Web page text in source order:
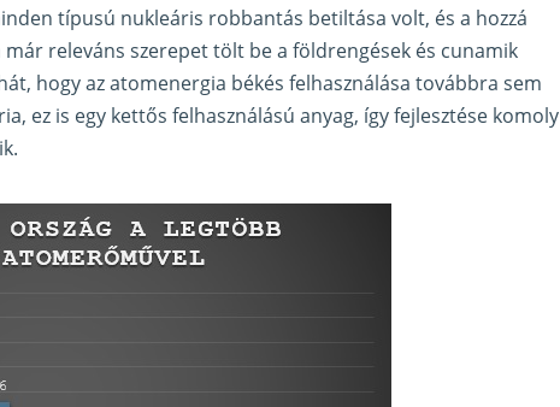
típusú nukleáris robbantás betiltása volt, és a hozzá
releváns szerepet tölt be a földrengések és cunamik
hogy az atomenergia békés felhasználása továbbra sem
ez is egy kettős felhasználású anyag, így fejlesztése komoly